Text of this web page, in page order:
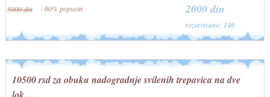
2000 din
rezervisane: 140
5000 din · 60% popusta
10500 rsd za obuku nadogradnje svilenih trepavica na dve